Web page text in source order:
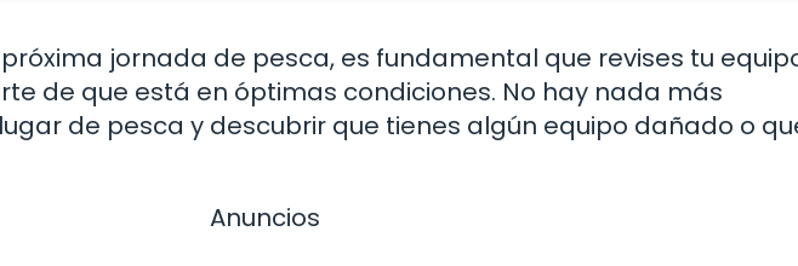
jornada de pesca, es fundamental que revises tu
de que está en óptimas condiciones. No hay nada más
de pesca y descubrir que tienes algún equipo dañado o
Anuncios